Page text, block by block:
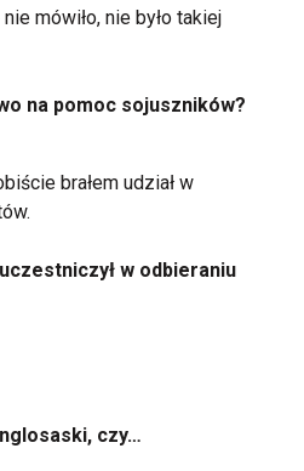
mówiło, nie było takiej
na pomoc sojuszników?
brałem udział w
w odbieraniu
czy…